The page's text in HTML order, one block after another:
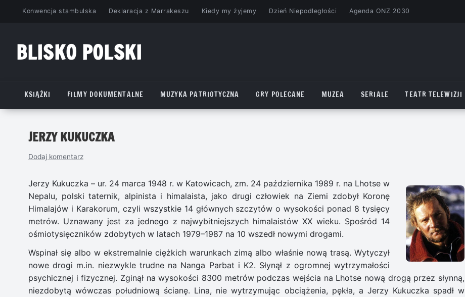
PrzejdźKonwencja stambulska Deklaracja z Marrakeszu Kiedy my żyjemy Dzień Niepodległości Agenda ONZ 2030
BLISKO POLSKI
KSIĄŻKI
FILMY DOKUMENTALNE MUZYKA PATRIOTYCZNA GRY POLECANE MUZEA SERIALE TEATR TELEWIZJI
JERZY KUKUCZKA
Dodaj komentarz
Jerzy Kukuczka – ur. 24 marca 1948 r. w Katowicach, zm. 24 października 1989 r. na Lhotse w
Nepalu, polski taternik, alpinista i himalaista, jako drugi człowiek na Ziemi zdobył Koronę
Himalajów i Karakorum, czyli wszystkie 14 głównych szczytów o wysokości ponad 8 tysięcy
metrów. Uznawany jest za jednego z najwybitniejszych himalaistów XX wieku. Spośród 14
ośmiotysięczników zdobytych w latach 1979–1987 na 10 wszedł nowymi drogami.
Wspinał się albo w ekstremalnie ciężkich warunkach zimą albo właśnie nową trasą. Wytyczył
nowe drogi m.in. niezwykle trudne na Nanga Parbat i K2. Słynął z ogromnej wytrzymałości
psychicznej i fizycznej. Zginął na wysokości 8300 metrów podczas wejścia na Lhotse nową drogą przez słynną,
niezdobytą wówczas południową ścianę. Lina, nie wytrzymując obciążenia, pękła, a Jerzy Kukuczka spadł w